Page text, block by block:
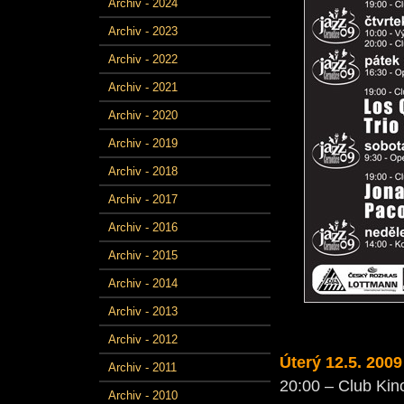
Archiv - 2024
Archiv - 2023
Archiv - 2022
Archiv - 2021
Archiv - 2020
Archiv - 2019
Archiv - 2018
Archiv - 2017
Archiv - 2016
Archiv - 2015
Archiv - 2014
Archiv - 2013
Archiv - 2012
Archiv - 2011
Archiv - 2010
Úterý 12.5. 2009
20:00 – Club